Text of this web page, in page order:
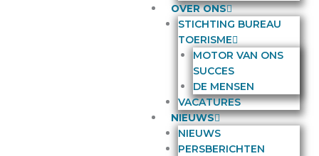
OVER ONS
STICHTING BUREAU
TOERISME
MOTOR VAN ONS
SUCCES
DE MENSEN
VACATURES
NIEUWS
NIEUWS
PERSBERICHTEN